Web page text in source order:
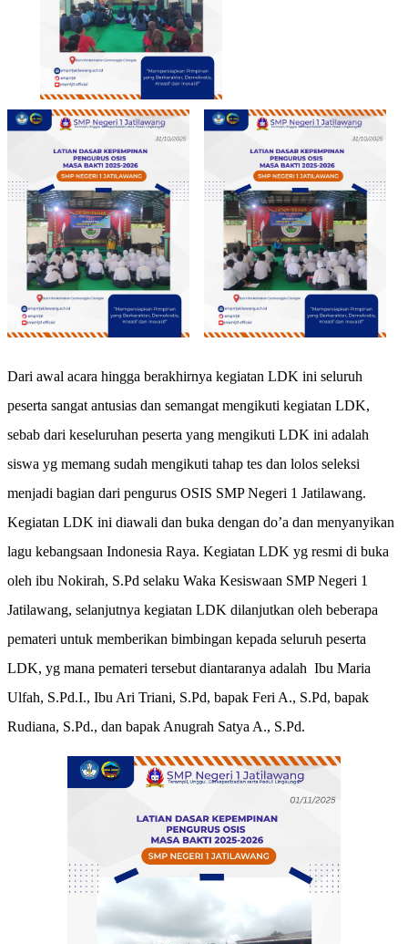
Dari awal acara hingga berakhirnya kegiatan LDK ini seluruh
peserta sangat antusias dan semangat mengikuti kegiatan LDK,
sebab dari keseluruhan peserta yang mengikuti LDK ini adalah
siswa yg memang sudah mengikuti tahap tes dan lolos seleksi
menjadi bagian dari pengurus OSIS SMP Negeri 1 Jatilawang.
Kegiatan LDK ini diawali dan buka dengan do’a dan menyanyikan
lagu kebangsaan Indonesia Raya. Kegiatan LDK yg resmi di buka
oleh ibu Nokirah, S.Pd selaku Waka Kesiswaan SMP Negeri 1
Jatilawang, selanjutnya kegiatan LDK dilanjutkan oleh beberapa
pemateri untuk memberikan bimbingan kepada seluruh peserta
LDK, yg mana pemateri tersebut diantaranya adalah Ibu Maria
Ulfah, S.Pd.I., Ibu Ari Triani, S.Pd, bapak Feri A., S.Pd, bapak
Rudiana, S.Pd., dan bapak Anugrah Satya A., S.Pd.